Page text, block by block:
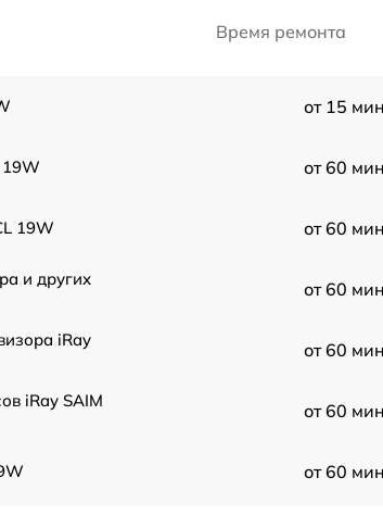
Время ремонта
от 15 мин
19W от 60 мин
19W от 60 мин
и других
от 60 мин
iRay
от 60 мин
iRay SAIM
от 60 мин
от 60 мин